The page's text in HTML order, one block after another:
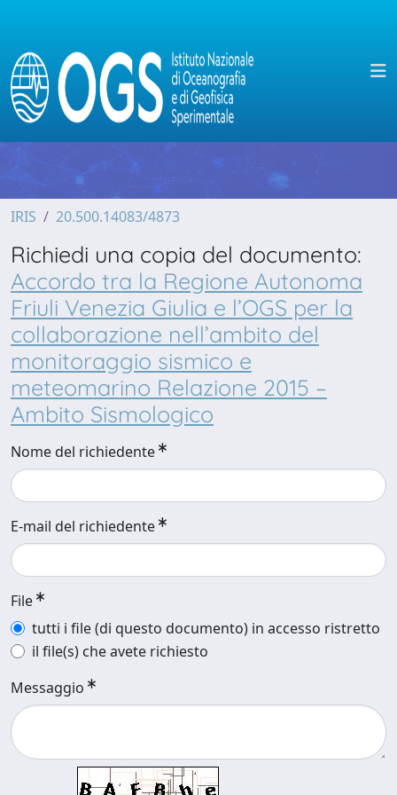
IRIS 20.500.14083/4873
Richiedi una copia del documento:
Accordo tra la Regione Autonoma
Friuli Venezia Giulia e l’OGS per la
collaborazione nell’ambito del
monitoraggio sismico e
meteomarino Relazione 2015 –
Ambito Sismologico
Nome del richiedente
E-mail del richiedente
File
tutti i file (di questo documento) in accesso ristretto
il file(s) che avete richiesto
Messaggio